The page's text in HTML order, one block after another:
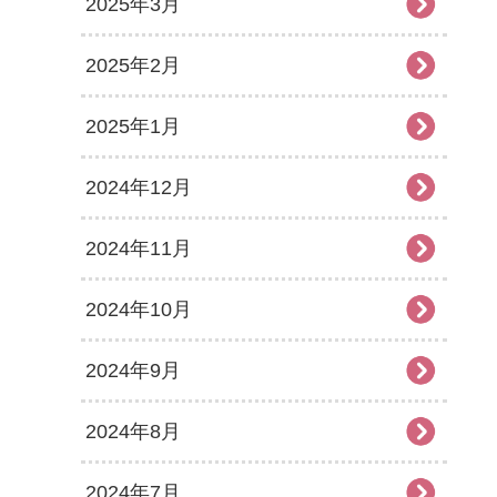
2025年2月
2025年1月
2024年12月
2024年11月
2024年10月
2024年9月
2024年8月
2024年7月